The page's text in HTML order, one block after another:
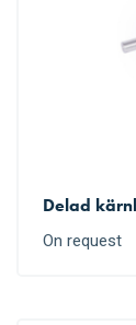
Delad
On request